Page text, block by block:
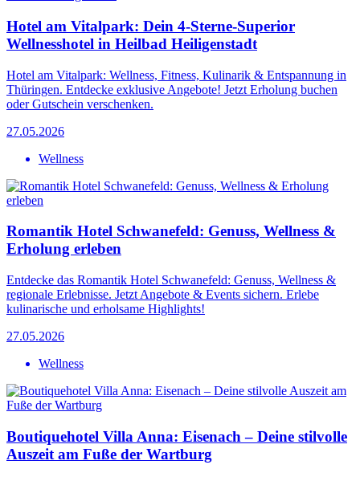
Hotel am Vitalpark: Dein 4-Sterne-Superior
Wellnesshotel in Heilbad Heiligenstadt
Hotel am Vitalpark: Wellness, Fitness, Kulinarik & Entspannung in
Thüringen. Entdecke exklusive Angebote! Jetzt Erholung buchen
oder Gutschein verschenken.
27.05.2026
Wellness
Romantik Hotel Schwanefeld: Genuss, Wellness &
Erholung erleben
Entdecke das Romantik Hotel Schwanefeld: Genuss, Wellness &
regionale Erlebnisse. Jetzt Angebote & Events sichern. Erlebe
kulinarische und erholsame Highlights!
27.05.2026
Wellness
Boutiquehotel Villa Anna: Eisenach – Deine stilvolle
Auszeit am Fuße der Wartburg